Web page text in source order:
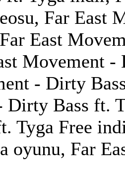
Far East
East
Movement
- Dirty
Dirty Bass ft.
Tyga Free
oyunu, Far